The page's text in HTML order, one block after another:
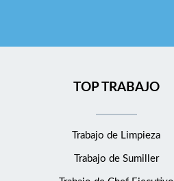
TOP TRABAJO
Trabajo de Limpieza
Trabajo de Sumiller